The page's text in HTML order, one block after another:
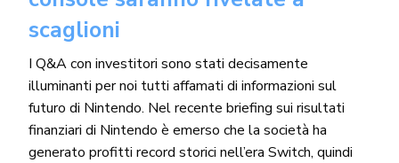
scaglioni
I Q&A con investitori sono stati decisamente
illuminanti per noi tutti affamati di informazioni sul
futuro di Nintendo. Nel recente briefing sui risultati
finanziari di Nintendo è emerso che la società ha
generato profitti record storici nell’era Switch, quindi